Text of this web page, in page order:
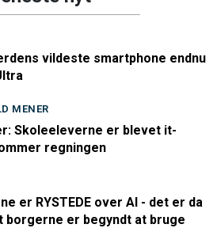
vildeste smartphone endnu
MENER
Skoleeleverne er blevet it-
regningen
er RYSTEDE over AI - det er da
borgerne er begyndt at bruge